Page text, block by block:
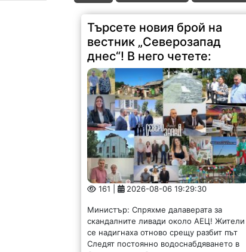
скандалните ливади около АЕЦ! Жители
се надигнаха отново срещу разбит път
Следят постоянно водоснабдяването в
Северозапада Отпуснаха пари за
опустошено от пожар училище
Вицепремиерът Пулев и кмета Ценков
обсъдиха ключови...
Второ село в Монтанско е
на воден режим